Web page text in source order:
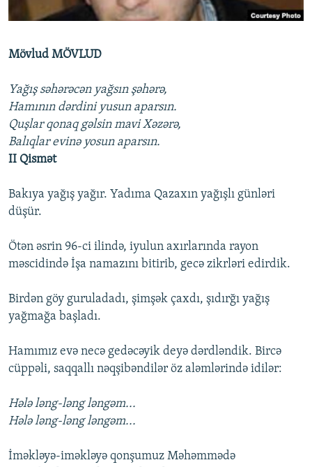
KARIKATURA
İSLAM VƏ DEMOKRATIYA
PEŞƏ ETIKASI VƏ JURNALISTIKA STANDARTLARIMIZ
BIZIMLƏ ƏLAQƏ
XƏBƏR BÜLLETENLƏRIMIZ
Mövlud MÖVLUD
Yağış səhərəcən yağsın şəhərə,
Hamının dərdini yusun aparsın.
Quşlar qonaq gəlsin mavi Xəzərə,
Balıqlar evinə yosun aparsın.
II Qismət
Bakıya yağış yağır. Yadıma Qazaxın yağışlı günləri
düşür.
Ötən əsrin 96-ci ilində, iyulun axırlarında rayon
məscidində İşa namazını bitirib, gecə zikrləri edirdik.
Birdən göy guruladadı, şimşək çaxdı, şıdırğı yağış
yağmağa başladı.
Hamımız evə necə gedəcəyik deyə dərdləndik. Bircə
cüppəli, saqqallı nəqşibəndilər öz aləmlərində idilər:
Hələ ləng-ləng ləngəm...
Hələ ləng-ləng ləngəm...
İməkləyə-iməkləyə qonşumuz Məhəmmədə